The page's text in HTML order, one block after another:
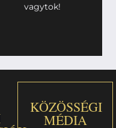
vagytok!
KÖZÖSSÉGI
MÉDIA